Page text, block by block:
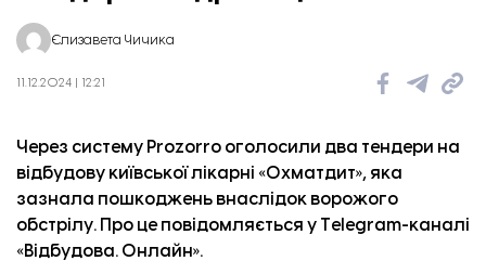
Бізнес
Шлях додому
Відбудова. Життя
Про нас
Єлизавета Чичика
11.12.2024 | 12:21
Через систему Prozorro оголосили два тендери на
відбудову київської лікарні «Охматдит», яка
зазнала пошкоджень внаслідок ворожого
обстрілу. Про це повідомляється у Telegram-каналі
«Відбудова. Онлайн».